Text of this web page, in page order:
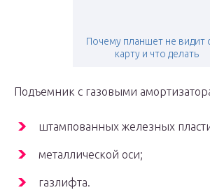
Почему планшет не видит
карту и что делать
Подъемник с газовыми
штампованных железных
металлической оси;
газлифта.